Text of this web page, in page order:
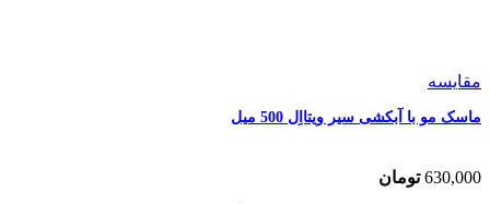
مقایسه
ماسک مو با آبکشی سیر ویتااِل 500 میل
630,000 تومان